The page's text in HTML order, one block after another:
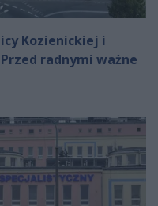
Kozienickiej i
radnymi ważne